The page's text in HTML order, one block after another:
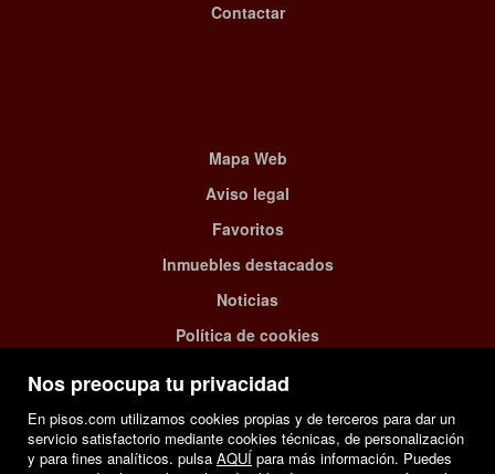
Nos preocupa tu privacidad
En pisos.com utilizamos cookies propias y de terceros para dar un
servicio satisfactorio mediante cookies técnicas, de personalización
y para fines analíticos. pulsa AQUÍpara más información. Puedes
Contactar
Mapa Web
Aviso legal
Favoritos
Inmuebles destacados
Noticias
Política de cookies